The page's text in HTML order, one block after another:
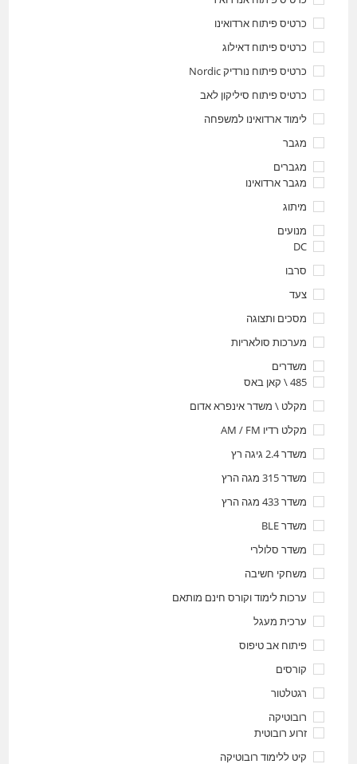
כרטיס פיתוח ארדואינו
כרטיס פיתוח דאילוג
כרטיס פיתוח נורדיק Nordic
כרטיס פיתוח סיליקון לאב
לימוד ארדואינו למשפחה
מגבר
מגברים
מגבר ארדואינו
מיתוג
מנועים
DC
סרבו
צעד
מסכים ותצוגה
מערכות סולאריות
משדרים
485 \ קאן באס
מקלט \ משדר אינפרא אדום
מקלט רדיו AM / FM
משדר 2.4 גיגה רץ
משדר 315 מגה הרץ
משדר 433 מגה הרץ
משדר BLE
משדר סלולרי
משחקי חשיבה
ערכות לימוד וקורס חינם מותאם
ערכית מעגל
פיתוח אב טיפוס
קורסים
רגטלטור
רובוטיקה
זרוע רובוטית
קיט ללימוד רובוטיקה